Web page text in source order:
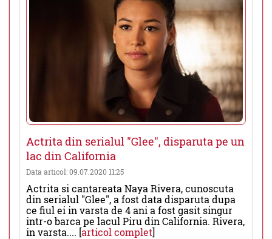
Actrita din serialul "Glee", disparuta pe un
lac din California
Data articol: 09.07.2020 11:25
Actrita si cantareata Naya Rivera, cunoscuta
din serialul "Glee", a fost data disparuta dupa
ce fiul ei in varsta de 4 ani a fost gasit singur
intr-o barca pe lacul Piru din California. Rivera,
in varsta.... [articol complet]